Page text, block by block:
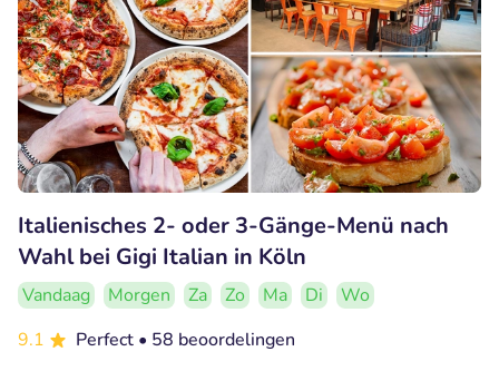
Italienisches 2- oder 3-Gänge-Menü nach
Wahl bei Gigi Italian in Köln
Vandaag Morgen Za Zo Ma Di
Wo
9.1
Perfect • 58 beoordelingen